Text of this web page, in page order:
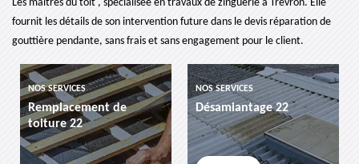
Les maîtres du toit , spécialisée en travaux de zinguerie à Trevron. Elle
fournit les détails de son intervention future dans le devis réparation de
gouttière pendante, sans frais et sans engagement pour le client.
NOS SERVICES
Remplacement de
toiture 22
NOS SERVICES
Désamiantage 22